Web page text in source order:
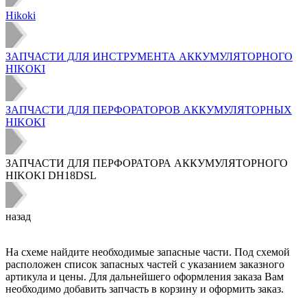
Hikoki
ЗАПЧАСТИ ДЛЯ ИНСТРУМЕНТА АККУМУЛЯТОРНОГО
HIKOKI
ЗАПЧАСТИ ДЛЯ ПЕРФОРАТОРОВ АККУМУЛЯТОРНЫХ
HIKOKI
ЗАПЧАСТИ ДЛЯ ПЕРФОРАТОРА АККУМУЛЯТОРНОГО
HIKOKI DH18DSL
назад
На схеме найдите необходимые запасные части. Под схемой
расположен список запасных частей с указанием заказного
артикула и цены. Для дальнейшего оформления заказа Вам
необходимо добавить запчасть в корзину и оформить заказ.